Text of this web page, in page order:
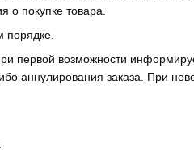
покупке товара.
порядке.
первой возможности
аннулирования заказа. При